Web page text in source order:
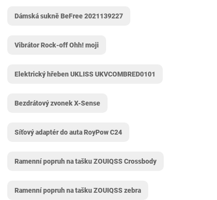
Dámská sukně BeFree 2021139227
Vibrátor Rock-off Ohh! moji
Elektrický hřeben UKLISS UKVCOMBRED0101
Bezdrátový zvonek X-Sense
Síťový adaptér do auta RoyPow C24
Ramenní popruh na tašku ZOUIQSS Crossbody
Ramenní popruh na tašku ZOUIQSS zebra